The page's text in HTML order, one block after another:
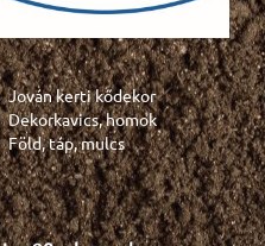
Jován kerti kődekor
Dekorkavics, homok
Föld, táp, mulcs